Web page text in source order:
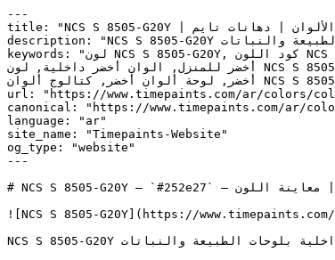
---
title: "NCS S 8505-G20Y | الألوان | دهانات تايم"
description: "NCS S 8505-G20Y أخضر متوسط النطاق، دافئ وهادئ، يتميز بعمق عضوي يربط المساحات الداخلية بلوحات الطبيعة والنباتات."
keywords: "لون NCS S 8505-G20Y, كود اللون NCS S 8505-G20Y, لون هكس 252e27, دهان أخضر, طلاء أخضر, ألوان أخضر للجدران, أخضر محايد, دهان غامق أخضر, لون أخضر للغرف, لون
أخضر للمنزل, الوان أخضر داخلية, لون NCS S 8505-G20Y للدهان, NCS S 8505-G20Y دهان, ألوان أخضر غامق, دهان محايد أخضر, لون رمادي تحتي أخضر, ألوان أخضر للمطبخ, دهان داخلي
أخضر, لوحة ألوان أخضر, كتالوج ألوان NCS S 8505-G20Y, NCS S 8505-G20Y, Congo, Finnegan, GREENERY, Dard Hunter Green, Calico Blue"
url: "https://www.timepaints.com/ar/colors/color-
canonical: "https://www.timepaints.com/ar/
language: "ar"
site_name: "Timepaints-Website"
og_type: "website"
---
# NCS S 8505-G20Y — `#252e27` — معاينة اللون | Time Paints
![NCS S 8505-G20Y](https://www.timepaints.com/
NCS S 8505-G20Y أخضر متوسط النطاق، دافئ وهادئ، يتميز بعمق عضوي يربط المساحات الداخلية بلوحات الطبيعة والنباتات.